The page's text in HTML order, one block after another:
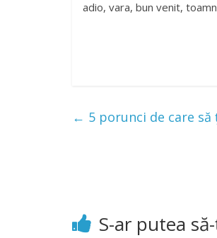
adio, vara, bun venit,
← 5 porunci de care
S-ar putea